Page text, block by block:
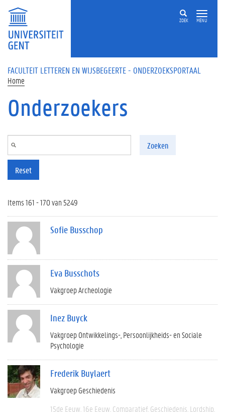
Overslaan en naar de inhoud gaan
ZOEK MENU
FACULTEIT LETTEREN EN WIJSBEGEERTE - ONDERZOEKSPORTAAL
Home
Onderzoekers
Zoeken
Reset
Items 161 - 170 van 5249
Sofie Busschop
Eva Busschots
Vakgroep Archeologie
Inez Buyck
Vakgroep Ontwikkelings-, Persoonlijkheids- en Sociale
Psychologie
Frederik Buylaert
Vakgroep Geschiedenis
15de Eeuw 16e Eeuw Comparatief Geschiedenis Lordship